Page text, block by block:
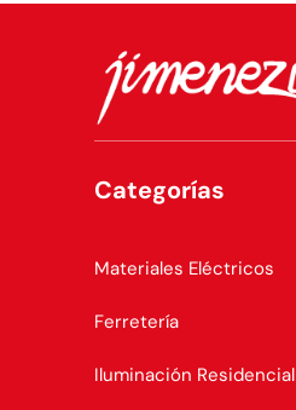
Categorías
Materiales Eléctricos
Ferretería
Iluminación Residencial